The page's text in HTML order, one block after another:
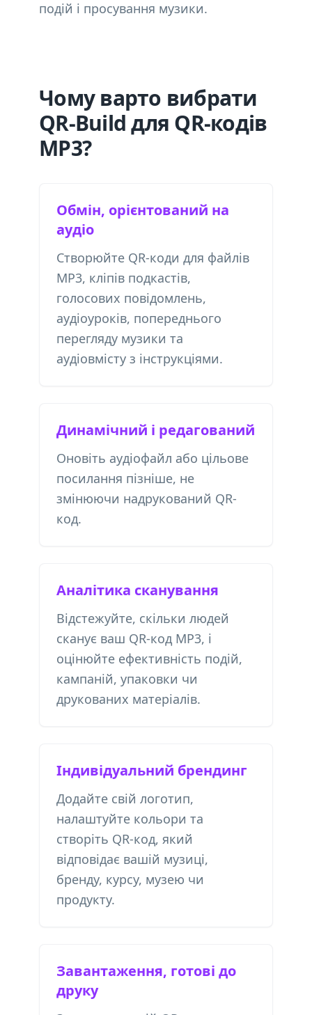
подій і просування музики.
Чому варто вибрати
QR-Build для QR-кодів
MP3?
Обмін, орієнтований на
аудіо
Створюйте QR-коди для файлів
MP3, кліпів подкастів,
голосових повідомлень,
аудіоуроків, попереднього
перегляду музики та
аудіовмісту з інструкціями.
Динамічний і редагований
Оновіть аудіофайл або цільове
посилання пізніше, не
змінюючи надрукований QR-
код.
Аналітика сканування
Відстежуйте, скільки людей
сканує ваш QR-код MP3, і
оцінюйте ефективність подій,
кампаній, упаковки чи
друкованих матеріалів.
Індивідуальний брендинг
Додайте свій логотип,
налаштуйте кольори та
створіть QR-код, який
відповідає вашій музиці,
бренду, курсу, музею чи
продукту.
Завантаження, готові до
друку